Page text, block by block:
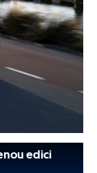
edici